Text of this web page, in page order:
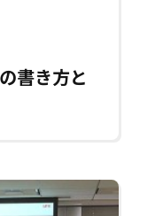
書き方と